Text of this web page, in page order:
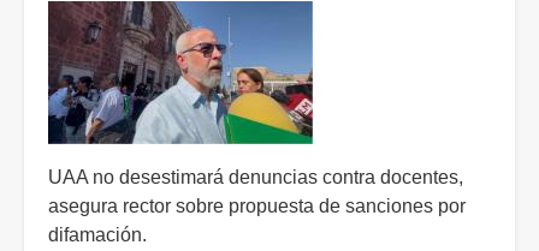
estudiantes;
alista
proyecto
para
mejorar
la
movilidad
en
UAA no desestimará denuncias contra docentes,
asegura rector sobre propuesta de sanciones por
difamación.